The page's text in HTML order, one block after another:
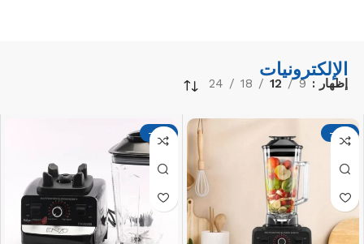
الإلكترونيات
إظهار 9
12
18
24
-17%
-17%